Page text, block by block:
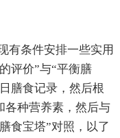
有条件安排一些实用
评价”与“平衡膳
膳食记录，然后根
各种营养素，然后与
食宝塔”对照，以了